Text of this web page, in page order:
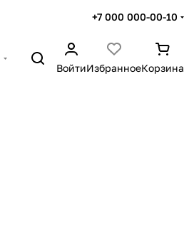
+7 000 000-00-10
ВойтиИзбранноеКорзина